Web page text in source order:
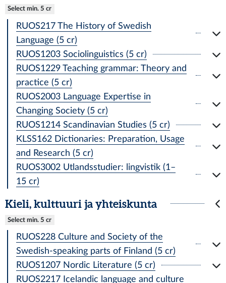
Select min. 5 cr
RUOS217 The History of Swedish
Language (5 cr)
RUOS1203 Sociolinguistics (5 cr)
RUOS1229 Teaching grammar: Theory and
practice (5 cr)
RUOS2003 Language Expertise in
Changing Society (5 cr)
RUOS1214 Scandinavian Studies (5 cr)
KLSS162 Dictionaries: Preparation, Usage
and Research (5 cr)
RUOS3002 Utlandsstudier: lingvistik (1–
15 cr)
Kieli, kulttuuri ja yhteiskunta
Select min. 5 cr
RUOS228 Culture and Society of the
Swedish-speaking parts of Finland (5 cr)
RUOS1207 Nordic Literature (5 cr)
RUOS2217 Icelandic language and culture